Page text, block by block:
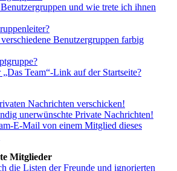
und wie trete ich ihnen
Benutzergruppen farbig
„Das Team“-Link auf der Startseite?
Nachrichten verschicken!
unerwünschte Private Nachrichten!
E-Mail von einem Mitglied dieses
Mitglieder
die Listen der Freunde und ignorierten